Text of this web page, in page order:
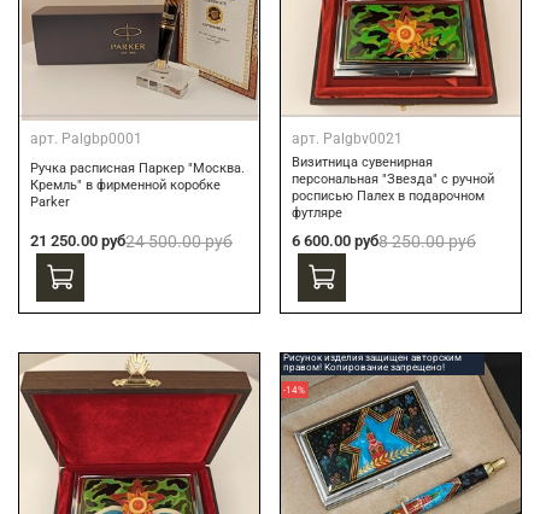
арт. Palgbp0001
Ручка расписная Паркер "Москва.
Кремль" в фирменной коробке
Parker
21 250.00 руб24 500.00 руб
арт. Palgbv0021
Визитница сувенирная
персональная "Звезда" с ручной
росписью Палех в подарочном
футляре
6 600.00 руб8 250.00 руб
Рисунок изделия защищен авторским
правом! Копирование запрещено!
-14%